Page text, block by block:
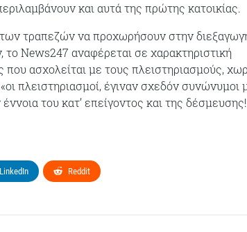
και αυτά της πρώτης κατοικίας.
τραπεζών να προχωρήσουν στην
News247 αναφέρεται σε χαρακτηριστική
ασχολείται με τους πλειστηριασμούς,
πλειστηριασμοί, έγιναν σχεδόν συνώνυμοι
του κατ’ επείγοντος και της
LinkedIn Reddit